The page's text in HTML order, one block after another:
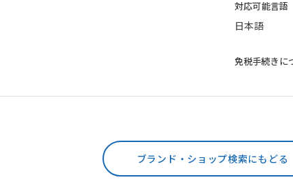
​対応可能言語
日本語
免税手続きに
ブランド・ショップ検索にもどる